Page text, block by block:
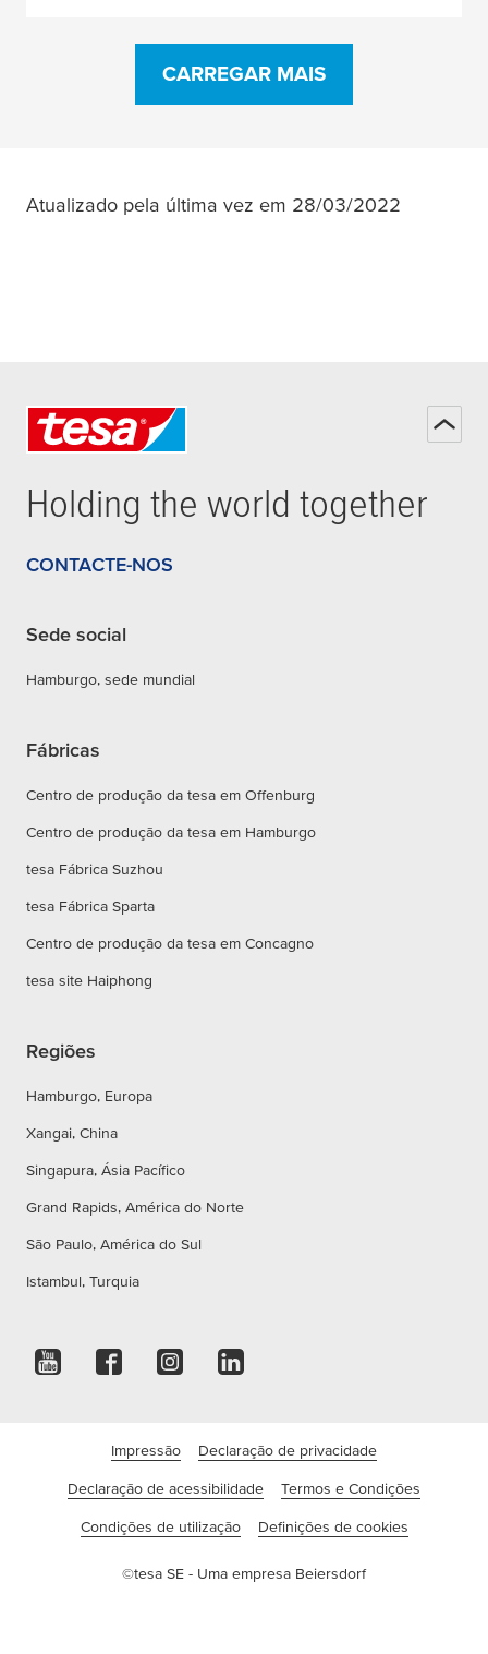
CARREGAR MAIS
Atualizado pela última vez em 28/03/2022
Holding the world together
CONTACTE-NOS
Sede social
Hamburgo, sede mundial
Fábricas
Centro de produção da tesa em Offenburg
Centro de produção da tesa em Hamburgo
tesa Fábrica Suzhou
tesa Fábrica Sparta
Centro de produção da tesa em Concagno
tesa site Haiphong
Regiões
Hamburgo, Europa
Xangai, China
Singapura, Ásia Pacífico
Grand Rapids, América do Norte
São Paulo, América do Sul
Istambul, Turquia
Impressão Declaração de privacidade
Declaração de acessibilidade Termos e Condições
Condições de utilização Definições de cookies
©tesa SE - Uma empresa Beiersdorf